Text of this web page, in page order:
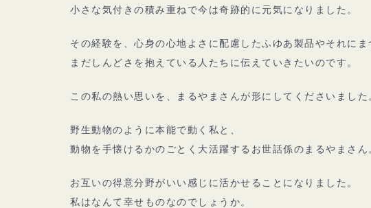
小さな気付きの積み重ねで今は奇跡的に元気になりました。
その経験を、心身の心地よさに配慮したふゆあ製品やそれにま
まだしんどさを抱えている人たちに伝えていきたいのです。
この私の熱い思いを、まるやまさんが形にしてくださいました
野生動物のように本能で動く私と、
動物を手懐けるかのごとく大活躍するお世話係のまるやまさん
お互いの得意分野がいい感じに活かせることになりました。
私はなんて幸せものなのでしょうか。